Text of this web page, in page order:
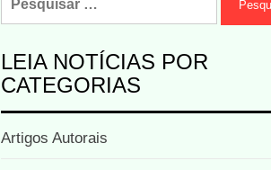
LEIA NOTÍCIAS POR
CATEGORIAS
Artigos Autorais